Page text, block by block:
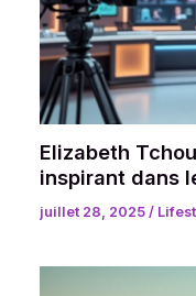
Elizabeth
inspirant dans
juillet 28, 2025/